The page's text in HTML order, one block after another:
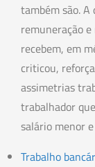
também são.
remuneração
recebem, em
criticou,
assimetrias
trabalhador
salário menor
Trabalho